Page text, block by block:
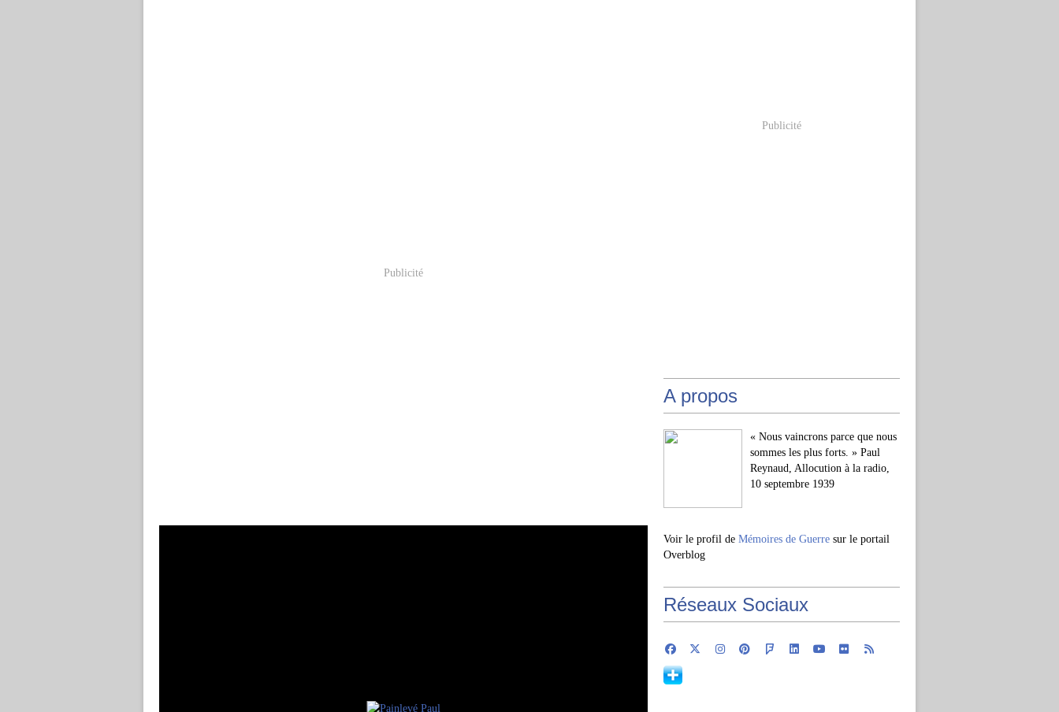
Publicité
Publicité
A propos
« Nous vaincrons parce que nous
sommes les plus forts. » Paul
Reynaud, Allocution à la radio,
10 septembre 1939
Voir le profil de Mémoires de Guerre sur le portail
Overblog
Réseaux Sociaux